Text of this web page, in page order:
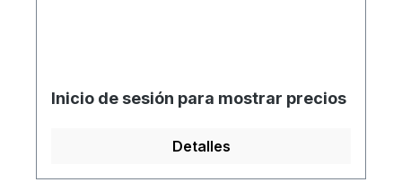
Inicio de sesión para mostrar precios
Detalles